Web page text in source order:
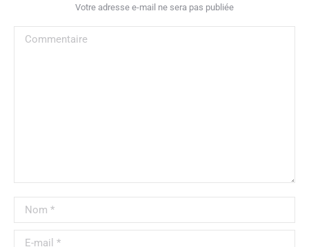
Votre adresse e-mail ne sera pas publiée
Commentaire
Nom *
E-mail *